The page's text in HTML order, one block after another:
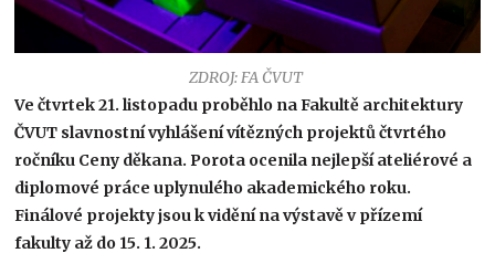
ZDROJ: FA ČVUT
Ve čtvrtek 21. listopadu proběhlo na Fakultě architektury
ČVUT slavnostní vyhlášení vítězných projektů čtvrtého
ročníku Ceny děkana. Porota ocenila nejlepší ateliérové a
diplomové práce uplynulého akademického roku.
Finálové projekty jsou k vidění na výstavě v přízemí
fakulty až do 15. 1. 2025.